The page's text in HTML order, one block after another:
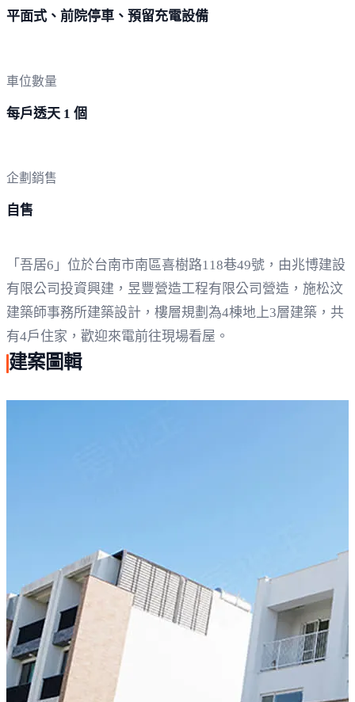
平面式、前院停車、預留充電設備
車位數量
每戶透天 1 個
企劃銷售
自售
「吾居6」位於台南市南區喜樹路118巷49號，由兆博建設
有限公司投資興建，昱豐營造工程有限公司營造，施松汶
建築師事務所建築設計，樓層規劃為4棟地上3層建築，共
有4戶住家，歡迎來電前往現場看屋。
建案圖輯